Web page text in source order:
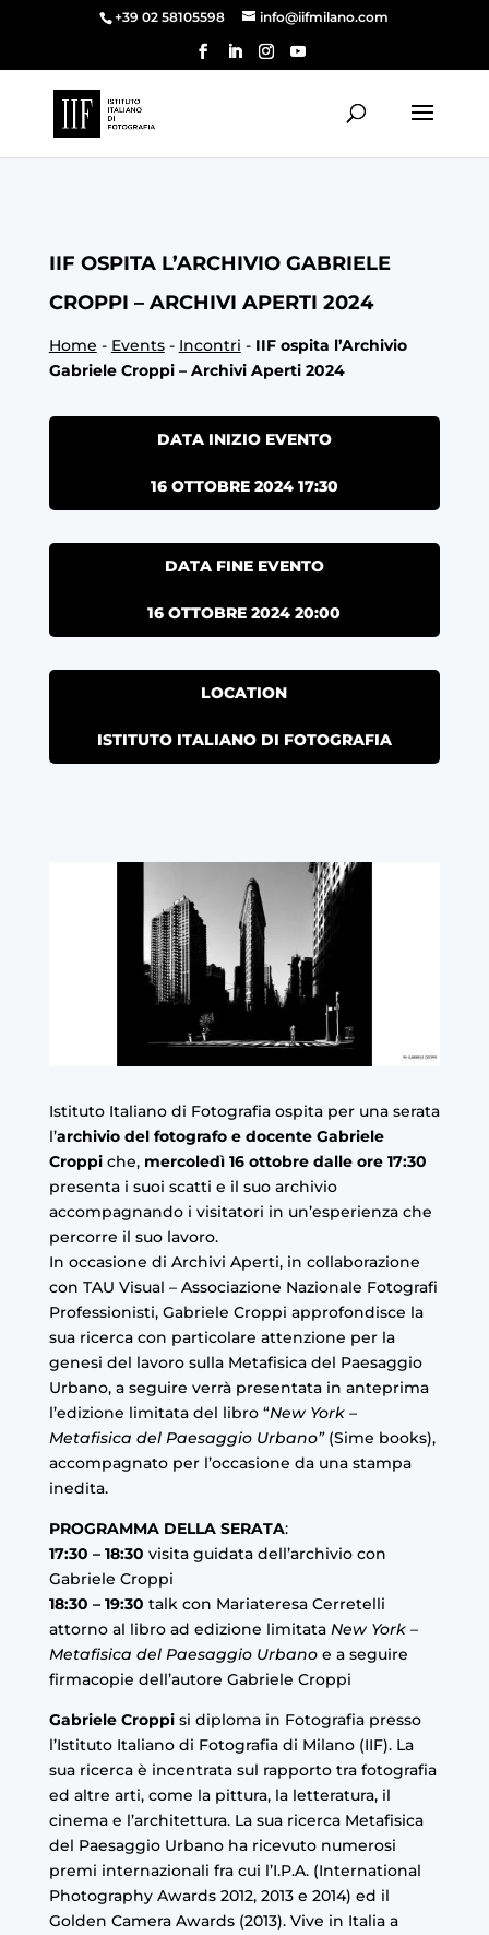
+39 02 58105598 info@iifmilano.com
IIF OSPITA L’ARCHIVIO GABRIELE
CROPPI – ARCHIVI APERTI 2024
Home - Events- Incontri - IIF ospita l’Archivio
Gabriele Croppi – Archivi Aperti 2024
DATA INIZIO EVENTO
16 OTTOBRE 2024 17:30
DATA FINE EVENTO
16 OTTOBRE 2024 20:00
LOCATION
ISTITUTO ITALIANO DI FOTOGRAFIA
Istituto Italiano di Fotografia ospita per una serata
l’archivio del fotografo e docente Gabriele
Croppiche, mercoledì 16 ottobre dalle ore 17:30
presenta i suoi scatti e il suo archivio
accompagnando i visitatori in un’esperienza che
percorre il suo lavoro.
In occasione di Archivi Aperti, in collaborazione
con TAU Visual – Associazione Nazionale Fotografi
Professionisti, Gabriele Croppi approfondisce la
sua ricerca con particolare attenzione per la
genesi del lavoro sulla Metafisica del Paesaggio
Urbano, a seguire verrà presentata in anteprima
l’edizione limitata del libro “New York –
Metafisica del Paesaggio Urbano”(Sime books),
accompagnato per l’occasione da una stampa
inedita.
PROGRAMMA DELLA SERATA:
17:30 – 18:30 visita guidata dell’archivio con
Gabriele Croppi
18:30 – 19:30 talk con Mariateresa Cerretelli
attorno al libro ad edizione limitata New York –
Metafisica del Paesaggio Urbanoe a seguire
firmacopie dell’autore Gabriele Croppi
Gabriele Croppi si diploma in Fotografia presso
l’Istituto Italiano di Fotografia di Milano (IIF). La
sua ricerca è incentrata sul rapporto tra fotografia
ed altre arti, come la pittura, la letteratura, il
cinema e l’architettura. La sua ricerca Metafisica
del Paesaggio Urbano ha ricevuto numerosi
premi internazionali fra cui l’I.P.A. (International
Photography Awards 2012, 2013 e 2014) ed il
Golden Camera Awards (2013). Vive in Italia a